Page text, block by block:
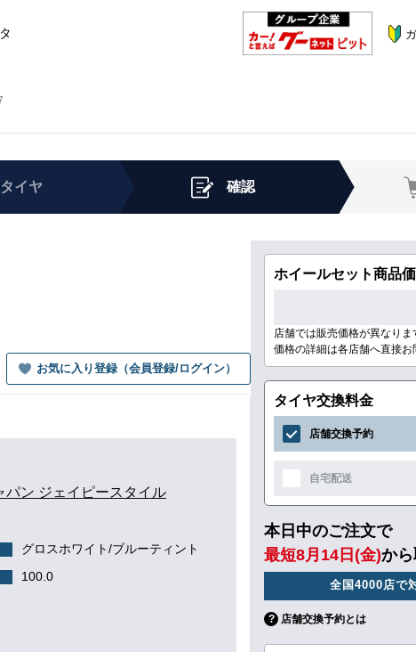
タイヤ 確認
お気に入り登録（会員登録/ログイン）
パン ジェイピースタイル
グロスホワイト/ブルーティント
100.0
ホイールセット商品
店舗では販売価格が異なりま
価格の詳細は各店舗へ直接お
タイヤ交換料金
店舗交換予約
自宅配送
本日中のご注文で
最短8月14日(金)か
全国4000店で
店舗交換予約とは